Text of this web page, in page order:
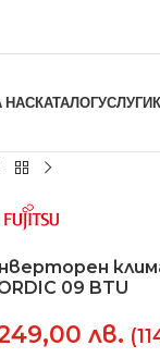
НАСКАТАЛОГУСЛУГИ
09 BTU
лв.